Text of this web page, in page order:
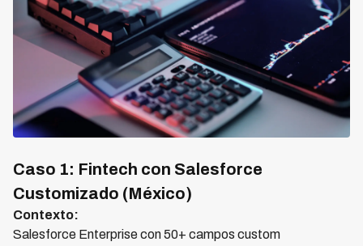
Caso 1: Fintech con Salesforce
Customizado (México)
Contexto:
Salesforce Enterprise con 50+ campos custom